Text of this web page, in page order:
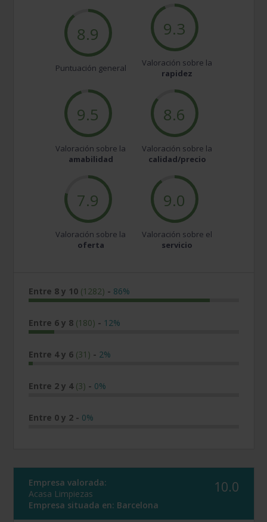
8.9
Puntuación general
9.3
Valoración sobre la
rapidez
9.5
Valoración sobre la
amabilidad
8.6
Valoración sobre la
calidad/precio
7.9
Valoración sobre la
oferta
9.0
Valoración sobre el
servicio
Entre 8 y 10 (1282) - 86%
Entre 6 y 8 (180) - 12%
Entre 4 y 6 (31) - 2%
Entre 2 y 4 (3) - 0%
Entre 0 y 2 - 0%
Empresa valorada:
Acasa Limpiezas
Empresa situada en: Barcelona
10.0